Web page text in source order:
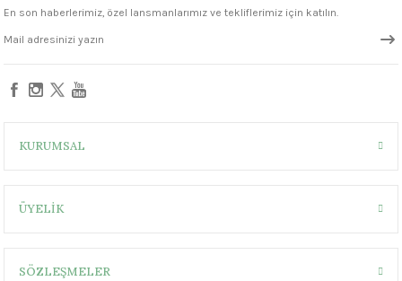
En son haberlerimiz, özel lansmanlarımız ve tekliflerimiz için katılın.
KURUMSAL
ÜYELİK
SÖZLEŞMELER